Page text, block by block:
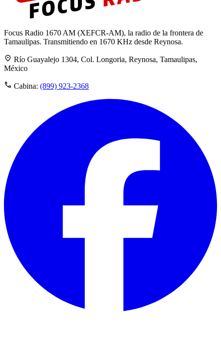
Focus Radio 1670 AM (XEFCR-AM), la radio de la frontera de
Tamaulipas. Transmitiendo en 1670 KHz desde Reynosa.
Río Guayalejo 1304, Col. Longoria, Reynosa, Tamaulipas,
México
Cabina: (899) 923-2368